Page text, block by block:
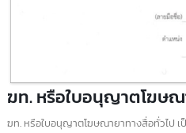
ออกโดยสำนักงานคณะกรรมการอาหา